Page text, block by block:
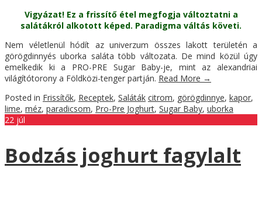
Vigyázat! Ez a frissítő étel megfogja változtatni a
salátákról alkotott képed. Paradigma váltás követi.
Nem véletlenül hódít az univerzum összes lakott területén a
görögdinnyés uborka saláta több változata. De mind közül úgy
emelkedik ki a PRO-PRE Sugar Baby-je, mint az alexandriai
világítótorony a Földközi-tenger partján. Read More →
Posted in Frissítők, Receptek, Saláták citrom, görögdinnye, kapor,
lime, méz, paradicsom, Pro-Pre Joghurt, Sugar Baby, uborka
22 júl
Bodzás joghurt fagylalt